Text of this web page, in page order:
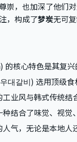
崇，也加深了他们
，构成了梦炭无可
的核心特色是其复
대갈비) 选用顶级
业风与韩式传统结
结合了味觉、视觉
气，无论是本地人